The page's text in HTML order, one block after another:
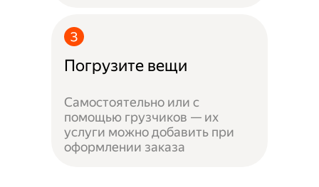
Погрузите вещи
Самостоятельно или с
помощью грузчиков — их
услуги можно добавить при
оформлении заказа